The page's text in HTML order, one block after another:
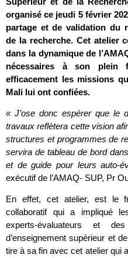
organisé ce jeudi 5 février
partage et de validation du
de la recherche. Cet atelier
dans la dynamique de
nécessaires à son plein
efficacement les missions
Mali lui ont confiées.
« J’ose donc espérer que le
travaux reflètera cette vision
structures et programmes de
servira de tableau de bord
et de guide pour leurs auto-
exécutif de l’AMAQ- SUP, Pr
En effet, cet atelier, est le
collaboratif qui a impliqué
experts-évaluateurs et
d’enseignement supérieur et
tire à sa fin avec cet atelier qui